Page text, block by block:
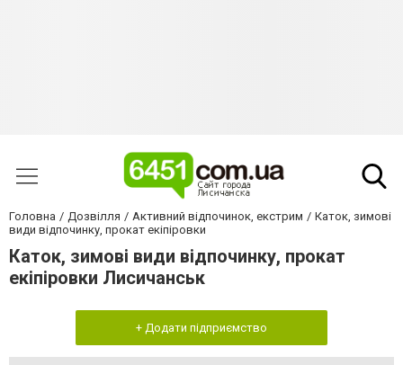
Головна Дозвілля Активний відпочинок, екстрим
Каток, зимові
види відпочинку, прокат екіпіровки
Каток, зимові види відпочинку, прокат
екіпіровки Лисичанськ
+ Додати підприємство